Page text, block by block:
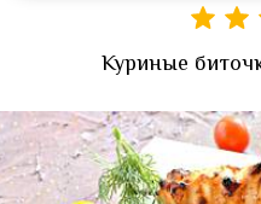
Куриные